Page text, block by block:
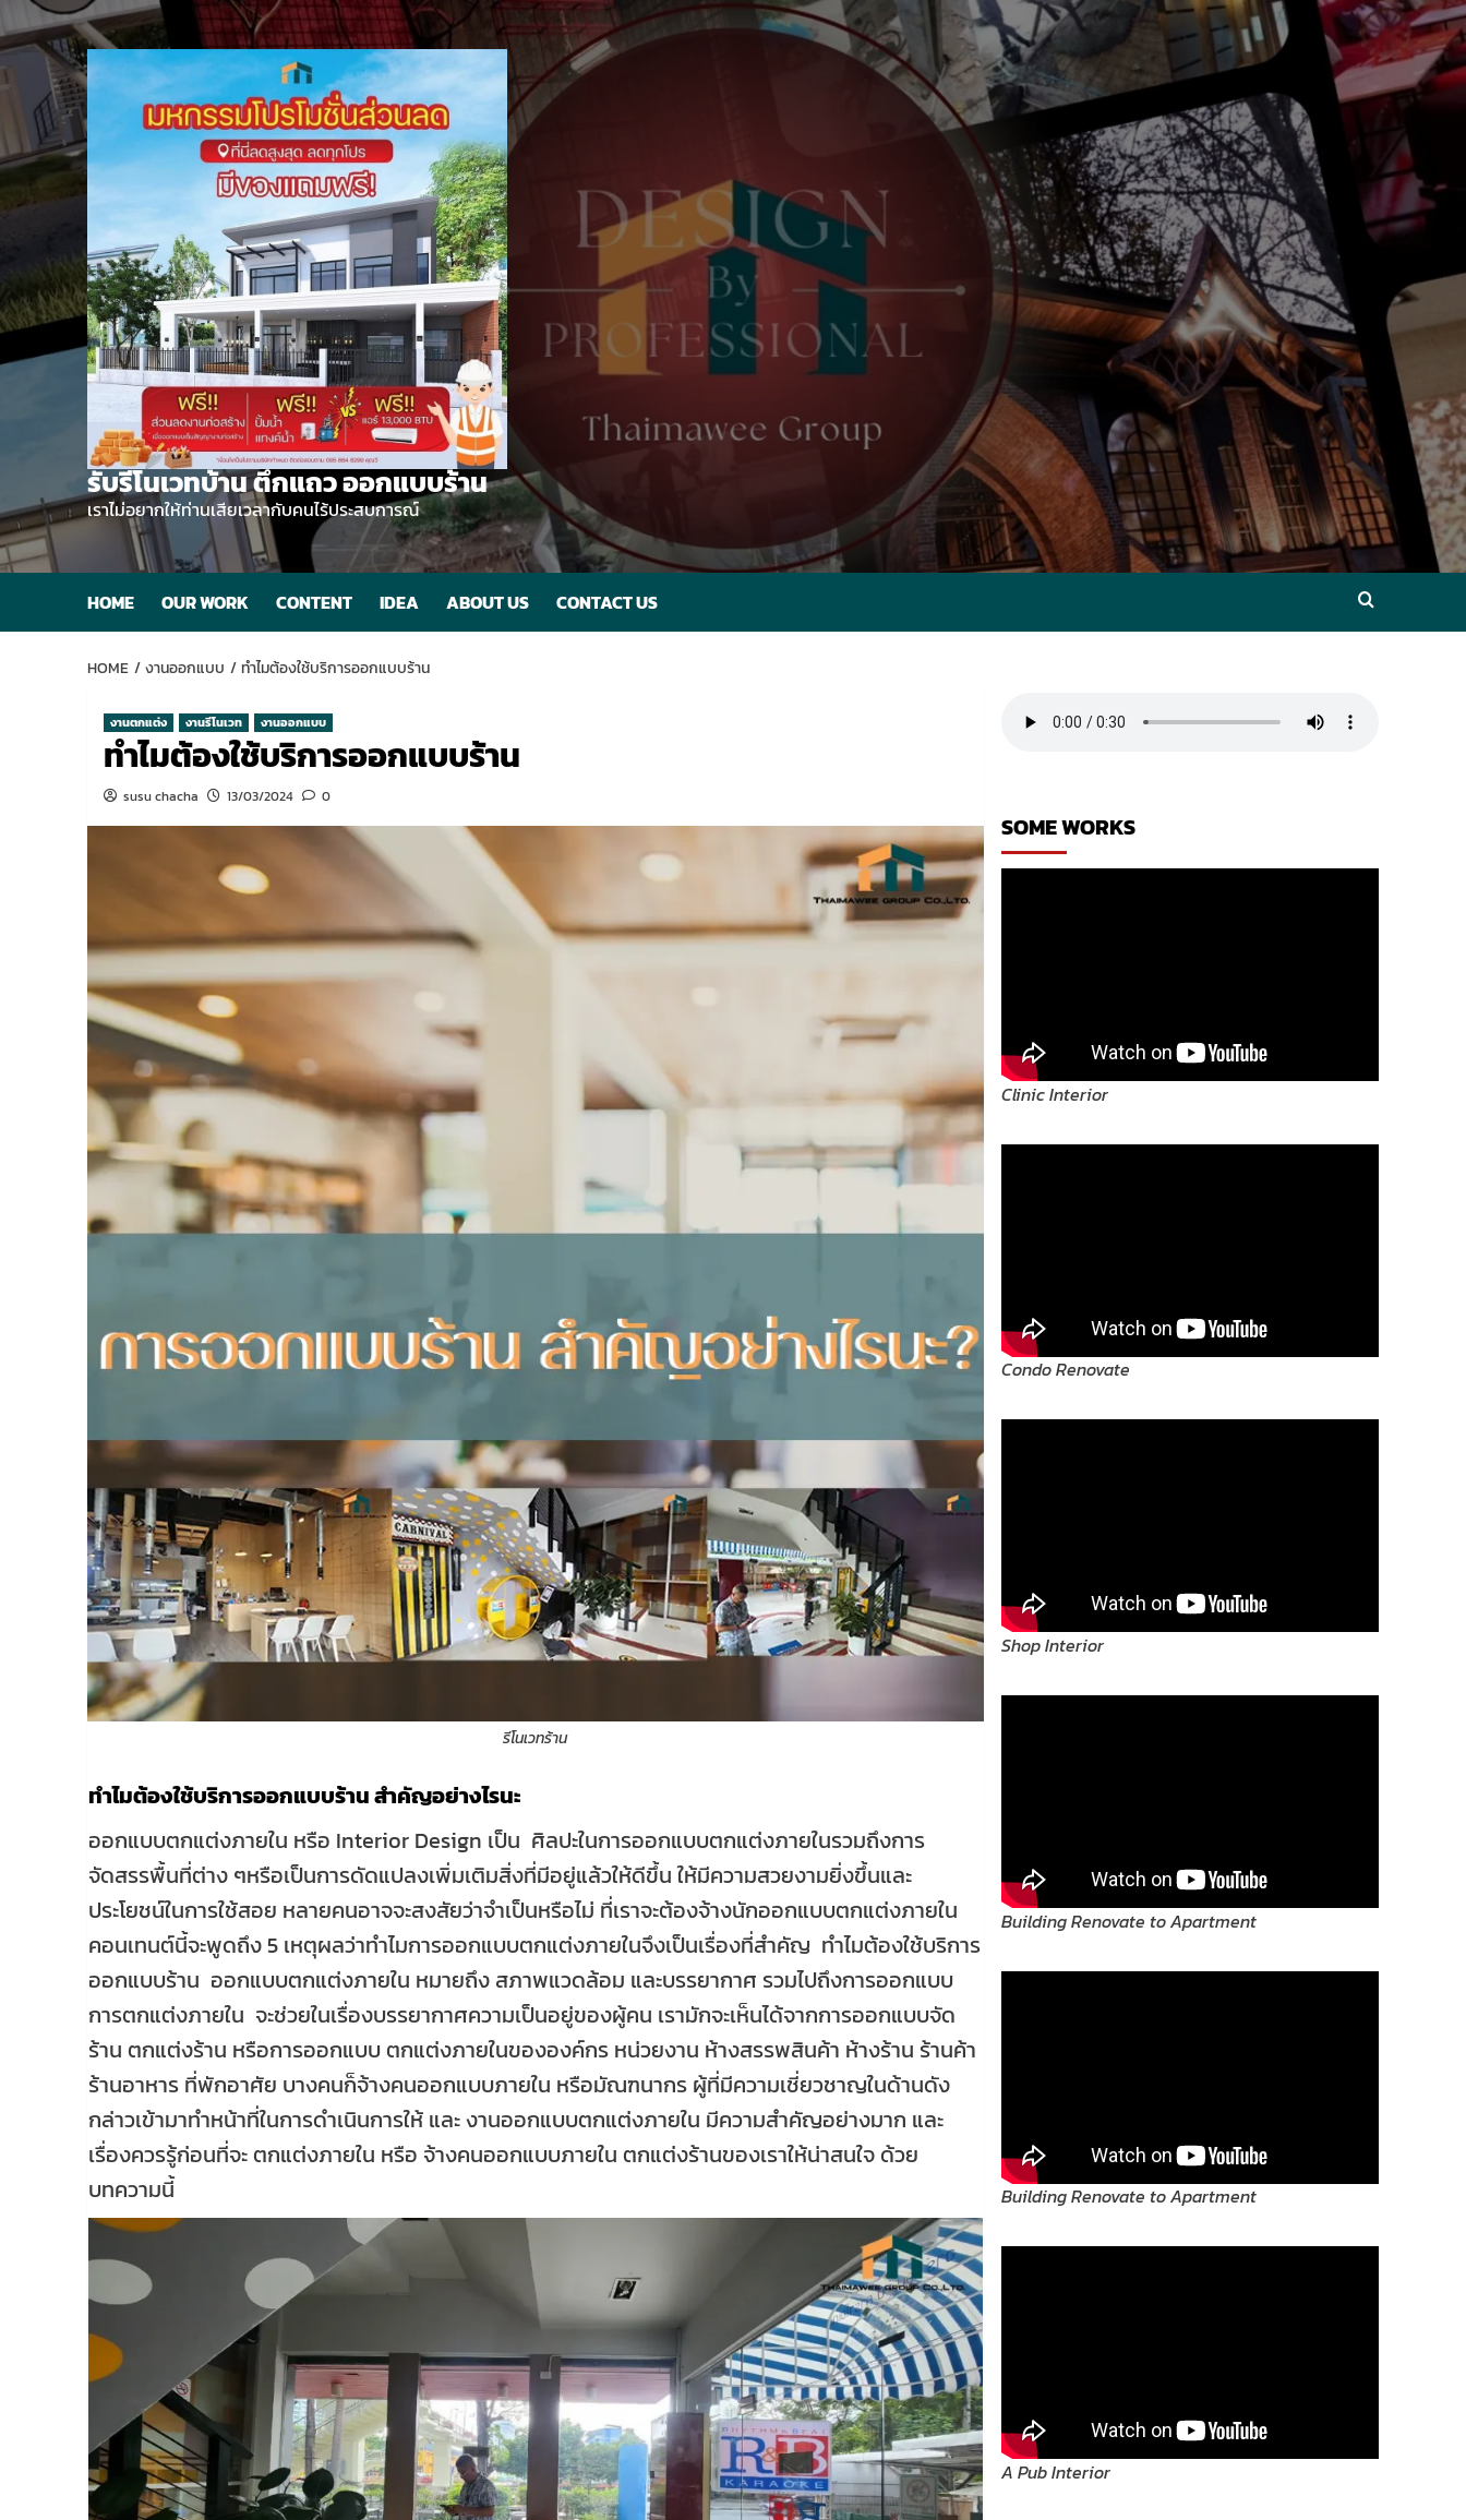
Skip
to
content
รับรีโนเวทบ้าน ตึกแถว ออกแบบร้าน
เราไม่อยากให้ท่านเสียเวลากับคนไร้ประสบการณ์
HOME OUR WORK CONTENT IDEA ABOUT US CONTACT US
HOME งานออกแบบ ทำไมต้องใช้บริการออกแบบร้าน
งานตกแต่ง งานรีโนเวท งานออกแบบ
ทำไมต้องใช้บริการออกแบบร้าน
susu chacha 13/03/2024 0
รีโนเวทร้าน
ทำไมต้องใช้บริการออกแบบร้าน สำคัญอย่างไรนะ
ออกแบบตกแต่งภายใน หรือ Interior Design เป็น ศิลปะในการออกแบบตกแต่งภายในรวมถึงการ
จัดสรรพื้นที่ต่าง ๆหรือเป็นการดัดแปลงเพิ่มเติมสิ่งที่มีอยู่แล้วให้ดีขึ้น ให้มีความสวยงามยิ่งขึ้นและ
ประโยชน์ในการใช้สอย หลายคนอาจจะสงสัยว่าจำเป็นหรือไม่ ที่เราจะต้องจ้างนักออกแบบตกแต่งภายใน
คอนเทนต์นี้จะพูดถึง 5 เหตุผลว่าทำไมการออกแบบตกแต่งภายในจึงเป็นเรื่องที่สำคัญ ทำไมต้องใช้บริการ
ออกแบบร้าน ออกแบบตกแต่งภายใน หมายถึง สภาพแวดล้อม และบรรยากาศ รวมไปถึงการออกแบบ
การตกแต่งภายใน จะช่วยในเรื่องบรรยากาศความเป็นอยู่ของผู้คน เรามักจะเห็นได้จากการออกแบบจัด
ร้าน ตกแต่งร้าน หรือการออกแบบ ตกแต่งภายในขององค์กร หน่วยงาน ห้างสรรพสินค้า ห้างร้าน ร้านค้า
ร้านอาหาร ที่พักอาศัย บางคนก็จ้างคนออกแบบภายใน หรือมัณฑนากร ผู้ที่มีความเชี่ยวชาญในด้านดัง
กล่าวเข้ามาทำหน้าที่ในการดำเนินการให้ และ งานออกแบบตกแต่งภายใน มีความสำคัญอย่างมาก และ
เรื่องควรรู้ก่อนที่จะ ตกแต่งภายใน หรือ จ้างคนออกแบบภายใน ตกแต่งร้านของเราให้น่าสนใจ ด้วย
บทความนี้
SOME WORKS
Clinic Interior
Condo Renovate
Shop Interior
Building Renovate to Apartment
Building Renovate to Apartment
A Pub Interior